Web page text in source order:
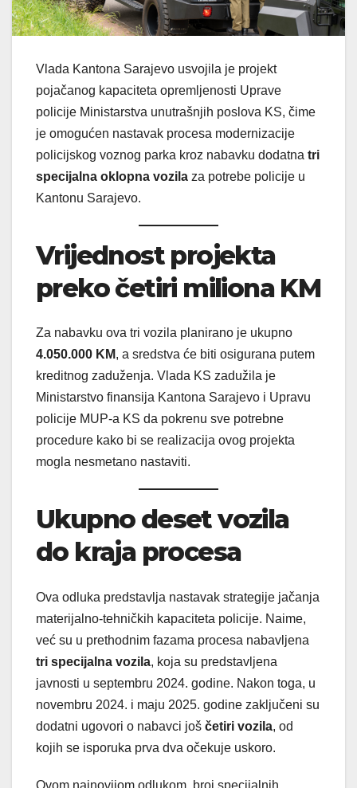
Vlada Kantona Sarajevo usvojila je projekt
pojačanog kapaciteta opremljenosti Uprave
policije Ministarstva unutrašnjih poslova KS, čime
je omogućen nastavak procesa modernizacije
policijskog voznog parka kroz nabavku dodatna tri
specijalna oklopna vozila za potrebe policije u
Kantonu Sarajevo.
Vrijednost projekta
preko četiri miliona KM
Za nabavku ova tri vozila planirano je ukupno
4.050.000 KM, a sredstva će biti osigurana putem
kreditnog zaduženja. Vlada KS zadužila je
Ministarstvo finansija Kantona Sarajevo i Upravu
policije MUP-a KS da pokrenu sve potrebne
procedure kako bi se realizacija ovog projekta
mogla nesmetano nastaviti.
Ukupno deset vozila
do kraja procesa
Ova odluka predstavlja nastavak strategije jačanja
materijalno-tehničkih kapaciteta policije. Naime,
već su u prethodnim fazama procesa nabavljena
tri specijalna vozila, koja su predstavljena
javnosti u septembru 2024. godine. Nakon toga, u
novembru 2024. i maju 2025. godine zaključeni su
dodatni ugovori o nabavci još četiri vozila, od
kojih se isporuka prva dva očekuje uskoro.
Ovom najnovijom odlukom, broj specijalnih